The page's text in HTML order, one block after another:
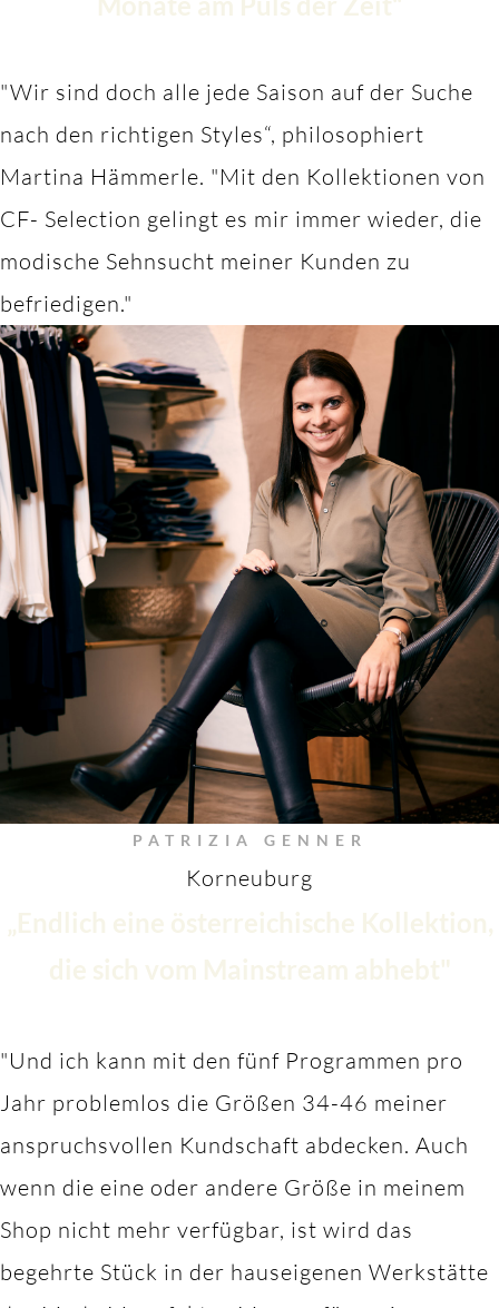
"Wir sind doch alle jede Saison auf der Suche
nach den richtigen Styles“, philosophiert
Martina Hämmerle. "Mit den Kollektionen von
CF- Selection gelingt es mir immer wieder, die
modische Sehnsucht meiner Kunden zu
befriedigen."
PATRIZIA GENNER
Korneuburg
„Endlich eine österreichische Kollektion,
die sich vom Mainstream abhebt"
"Und ich kann mit den fünf Programmen pro
Jahr problemlos die Größen 34-46 meiner
anspruchsvollen Kundschaft abdecken. Auch
wenn die eine oder andere Größe in meinem
Shop nicht mehr verfügbar, ist wird das
begehrte Stück in der hauseigenen Werkstätte